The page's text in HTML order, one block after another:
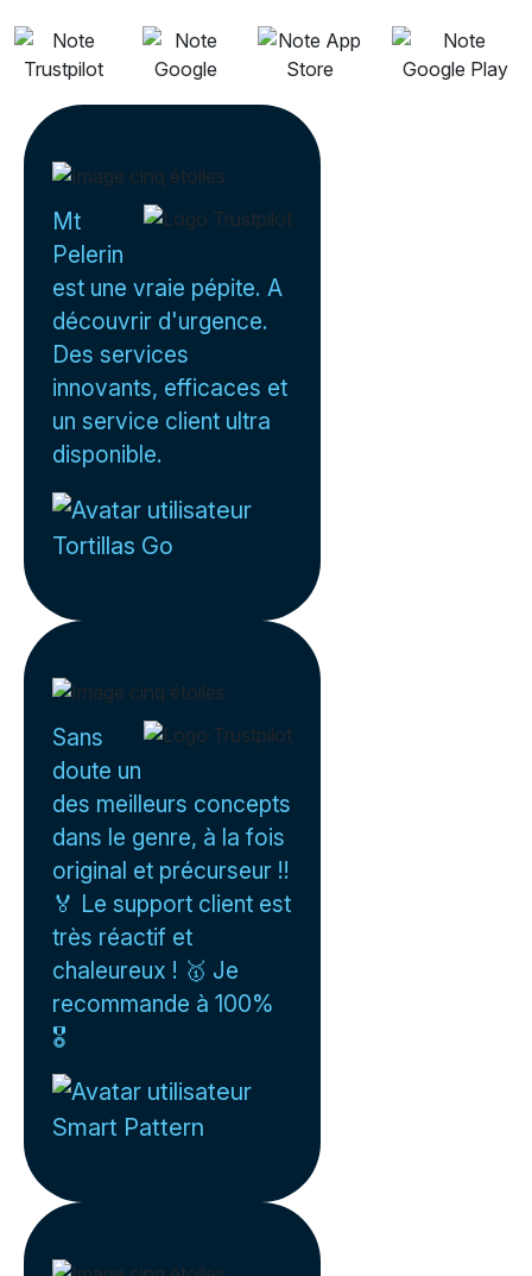
Mt
Pelerin
est une vraie pépite. A
découvrir d'urgence.
Des services
innovants, efficaces et
un service client ultra
disponible.
Tortillas Go
Sans
doute un
des meilleurs concepts
dans le genre, à la fois
original et précurseur !!
🏅 Le support client est
très réactif et
chaleureux ! 🥇 Je
recommande à 100%
🎖️
Smart Pattern